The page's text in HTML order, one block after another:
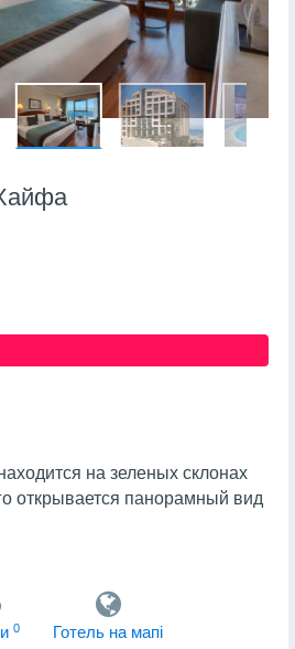
на зеленых склонах
открывается панорамный вид
0 Готель на мапi